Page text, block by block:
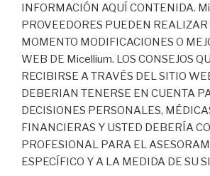
INFORMACIÓN AQUÍ CONTENIDA.
PROVEEDORES PUEDEN
MOMENTO MODIFICACIONES O
WEB DE Micellium. LOS CONSEJOS
RECIBIRSE A TRAVÉS DEL SITIO
DEBERIAN TENERSE EN CUENTA
DECISIONES PERSONALES,
FINANCIERAS Y USTED DEBERÍA
PROFESIONAL PARA EL
ESPECÍFICO Y A LA MEDIDA DE SU